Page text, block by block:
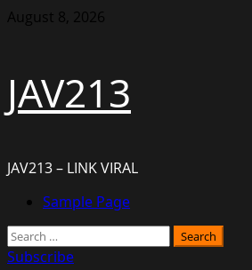
Skip
August 8, 2026
JAV213
JAV213 – LINK VIRAL
PrimarySample Page
Search
for:
Subscribe